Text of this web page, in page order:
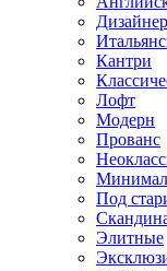
Кантри
Лофт
Модерн
Прованс
Под
Элитные